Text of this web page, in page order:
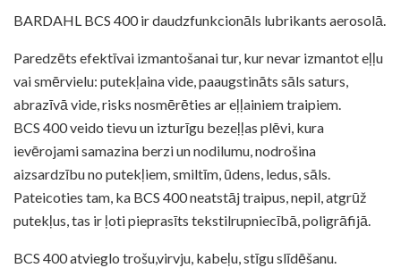
BARDAHL BCS 400 ir daudzfunkcionāls lubrikants aerosolā.
Paredzēts efektīvai izmantošanai tur, kur nevar izmantot eļļu
vai smērvielu: putekļaina vide, paaugstināts sāls saturs,
abrazīvā vide, risks nosmērēties ar eļļainiem traipiem.
BCS 400 veido tievu un izturīgu bezeļļas plēvi, kura
ievērojami samazina berzi un nodilumu, nodrošina
aizsardzību no putekļiem, smiltīm, ūdens, ledus, sāls.
Pateicoties tam, ka BCS 400 neatstāj traipus, nepil, atgrūž
putekļus, tas ir ļoti pieprasīts tekstilrupniecībā, poligrāfijā.
BCS 400 atvieglo trošu,virvju, kabeļu, stīgu slīdēšanu.